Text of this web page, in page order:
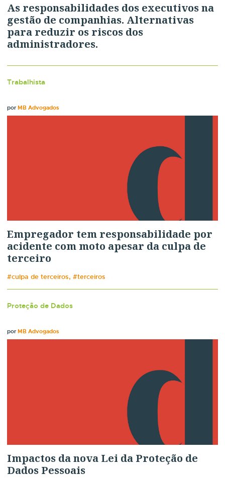
As responsabilidades dos executivos na
gestão de companhias. Alternativas
para reduzir os riscos dos
administradores.
Trabalhista
porMB Advogados
Empregador tem responsabilidade por
acidente com moto apesar da culpa de
terceiro
#culpa de terceiros, #terceiros
Proteção de Dados
porMB Advogados
Impactos da nova Lei da Proteção de
Dados Pessoais